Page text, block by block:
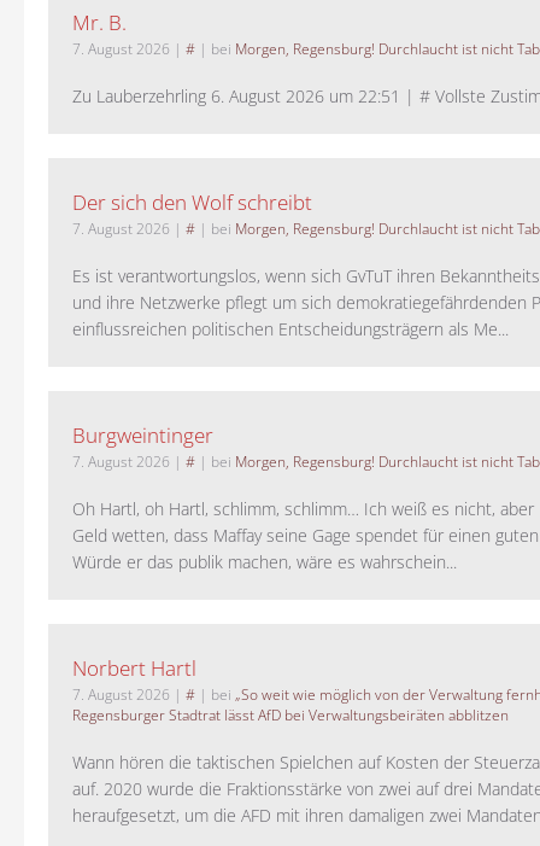
Mr. B.
7. August 2026 | # | bei Morgen, Regensburg! Durchlaucht ist nicht
Zu Lauberzehrling 6. August 2026 um 22:51 | # Vollste
Der sich den Wolf schreibt
7. August 2026 | # | bei Morgen, Regensburg! Durchlaucht ist nicht
Es ist verantwortungslos, wenn sich GvTuT ihren
und ihre Netzwerke pflegt um sich demokratiegefährdenden
einflussreichen politischen Entscheidungsträgern als Me...
Burgweintinger
7. August 2026 | # | bei Morgen, Regensburg! Durchlaucht ist nicht
Oh Hartl, oh Hartl, schlimm, schlimm… Ich weiß es nicht, aber
Geld wetten, dass Maffay seine Gage spendet für einen
Würde er das publik machen, wäre es wahrschein...
Norbert Hartl
7. August 2026 | # | bei „So weit wie möglich von der Verwaltung
Regensburger Stadtrat lässt AfD bei Verwaltungsbeiräten abblitzen
Wann hören die taktischen Spielchen auf Kosten der
auf. 2020 wurde die Fraktionsstärke von zwei auf drei
heraufgesetzt, um die AFD mit ihren damaligen zwei